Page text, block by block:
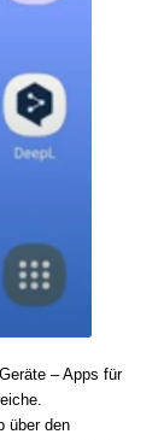
– Apps für
über den